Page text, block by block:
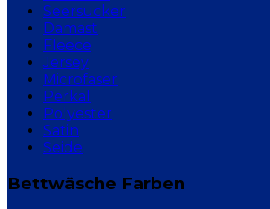
Seersucker
Damast
Fleece
Jersey
Microfaser
Perkal
Polyester
Satin
Seide
Bettwäsche Farben